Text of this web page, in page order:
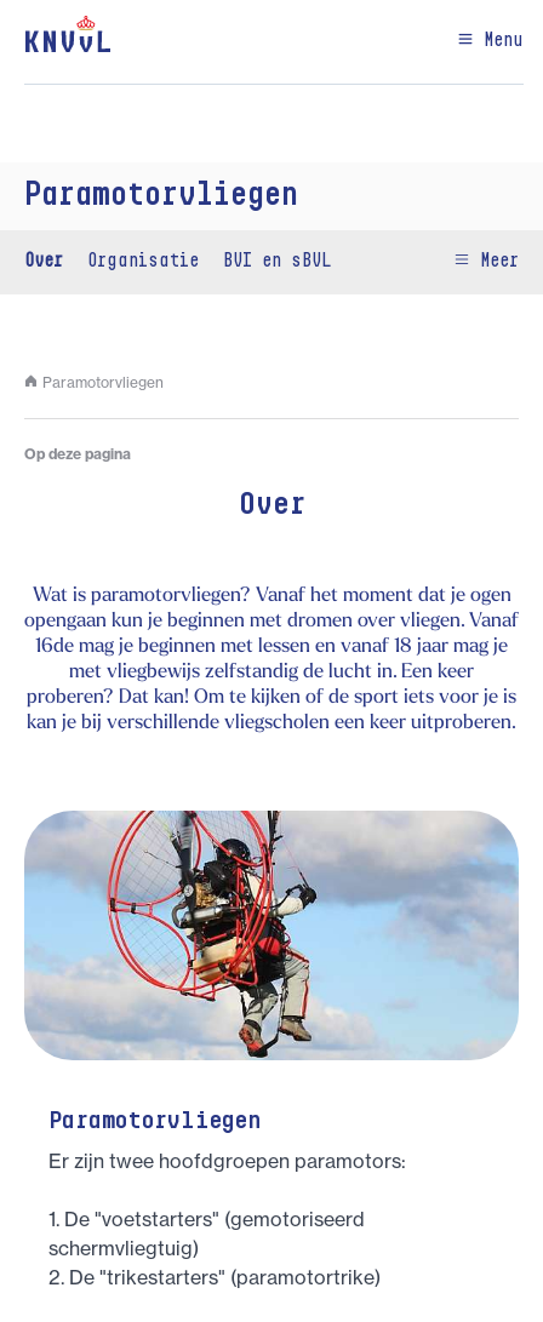
Menu
Paramotorvliegen
Over Organisatie BVI en sBVL Meer
Paramotorvliegen
Op deze pagina
Over
Wat is paramotorvliegen? Vanaf het moment dat je ogen
opengaan kun je beginnen met dromen over vliegen. Vanaf
16de mag je beginnen met lessen en vanaf 18 jaar mag je
met vliegbewijs zelfstandig de lucht in. Een keer
proberen? Dat kan! Om te kijken of de sport iets voor je is
kan je bij verschillende vliegscholen een keer uitproberen.
Paramotorvliegen
Er zijn twee hoofdgroepen paramotors:
1. De "voetstarters" (gemotoriseerd
schermvliegtuig)
2. De "trikestarters" (paramotortrike)